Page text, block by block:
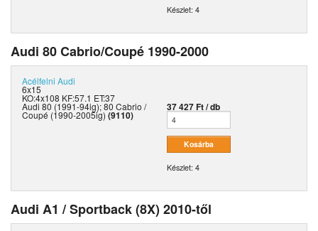
Készlet: 4
Audi 80 Cabrio/Coupé 1990-2000
Acélfelni Audi
6x15
KO:4x108 KF:57.1 ET:37
Audi 80 (1991-94ig); 80 Cabrio /
Coupé (1990-2005ig) (9110)
37 427 Ft / db
Készlet: 4
Audi A1 / Sportback (8X) 2010-től